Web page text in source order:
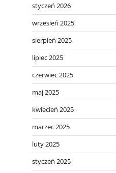
styczeń 2026
wrzesień 2025
sierpień 2025
lipiec 2025
czerwiec 2025
maj 2025
kwiecień 2025
marzec 2025
luty 2025
styczeń 2025